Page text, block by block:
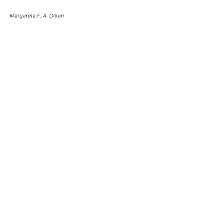
Margareta F. A. Orkan